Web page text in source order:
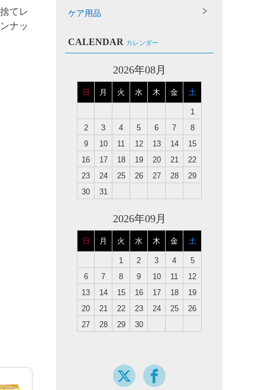
てレ
ナッ
ケア用品
CALENDAR カレンダー
2026年08月
日 月 火 水 木 金 土
1
2
3 4 5 6 7
8
9
10 11 12 13 14
15
16
17 18 19 20 21
22
23
24 25 26 27 28
29
30
31
2026年09月
日 月 火 水 木 金 土
1 2 3 4
5
6
7 8 9 10 11
12
13
14 15 16 17 18
19
20
21 22 23 24 25
26
27
28 29 30